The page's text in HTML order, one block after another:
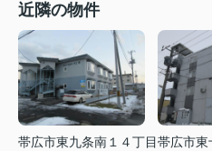
近隣の物件
帯広市東九条南１４丁目帯広市東